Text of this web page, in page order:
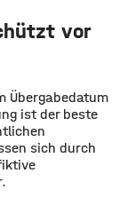
vor
Übergabedatum
ist der beste
sich durch